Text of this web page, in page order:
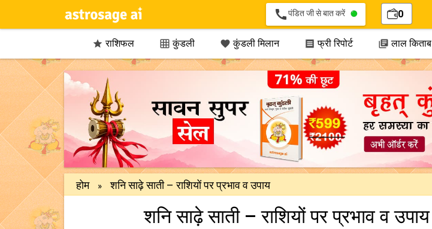
callपंडित जी से बात करें 0
 राशिफल  कुंडली  कुंडली मिलान  फ्री रिपोर्ट  लाल किताब
होम » शनि साढ़े साती – राशियों पर प्रभाव व उपाय
शनि साढ़े साती – राशियों पर प्रभाव व उपाय